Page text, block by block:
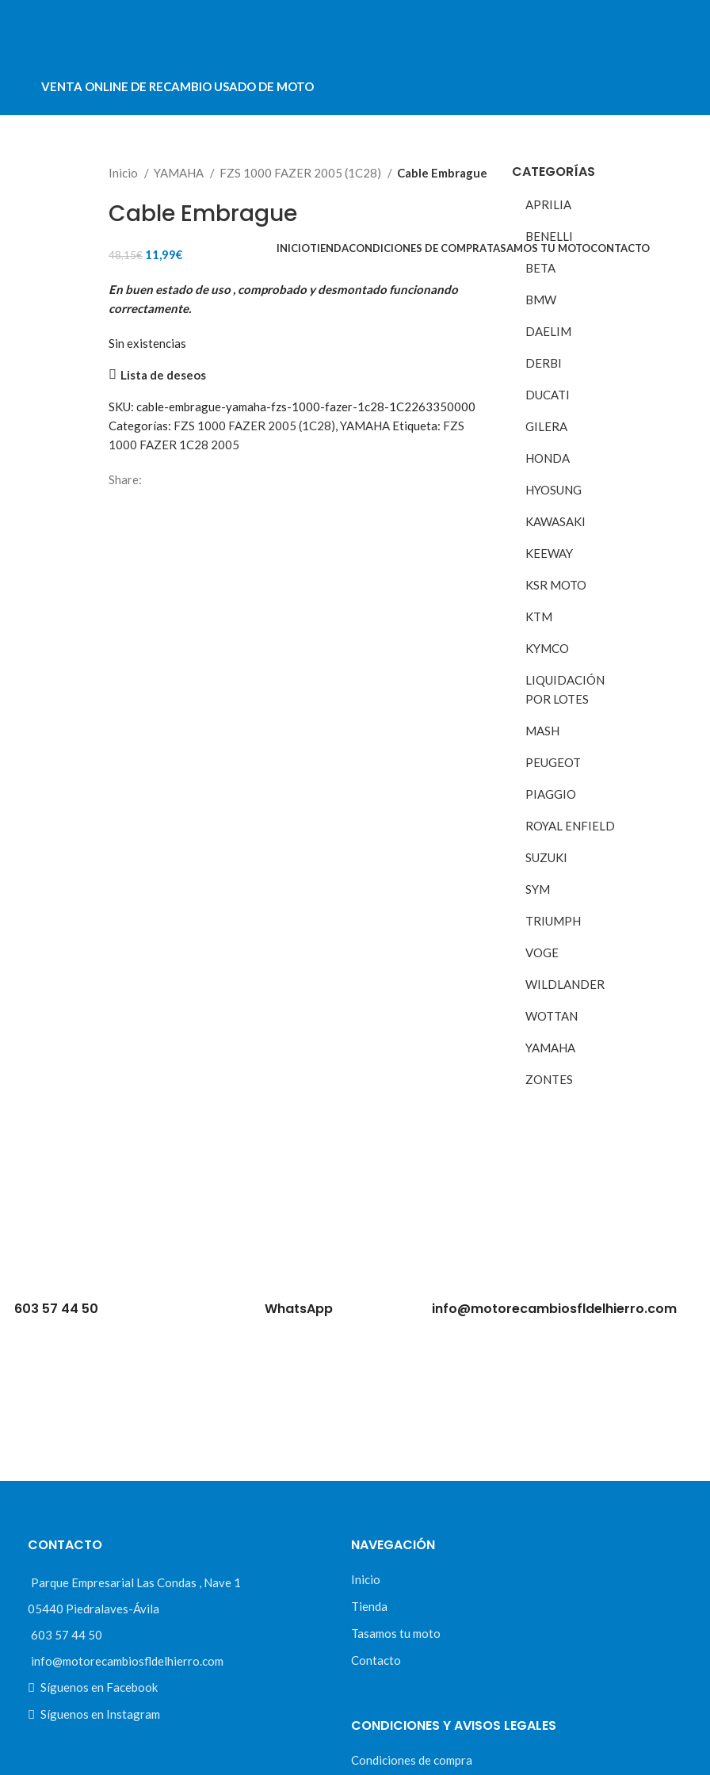
VENTA ONLINE DE RECAMBIO USADO DE MOTO
INICIOTIENDACONDICIONES DE COMPRATASAMOS TU MOTOCONTACTO
Inicio YAMAHA FZS 1000 FAZER 2005 (1C28) Cable Embrague
Cable Embrague
48,15€ El
original
era:
11,99€
actual
es:
En buen estado de uso , comprobado y desmontado funcionando
correctamente.
Sin existencias
Lista de deseos
SKU:cable-embrague-yamaha-fzs-1000-fazer-1c28-1C2263350000
Categorías: FZS 1000 FAZER 2005 (1C28),YAMAHA Etiqueta: FZS
1000 FAZER 1C28 2005
Share:
CATEGORÍAS
APRILIA
BENELLI
BETA
BMW
DAELIM
DERBI
DUCATI
GILERA
HONDA
HYOSUNG
KAWASAKI
KEEWAY
KSR MOTO
KTM
KYMCO
LIQUIDACIÓN
POR LOTES
MASH
PEUGEOT
PIAGGIO
ROYAL ENFIELD
SUZUKI
SYM
TRIUMPH
VOGE
WILDLANDER
WOTTAN
YAMAHA
ZONTES
603 57 44 50 WhatsApp info@motorecambiosfldelhierro.com
CONTACTO
Parque Empresarial Las Condas , Nave 1
05440 Piedralaves-Ávila
603 57 44 50
info@motorecambiosfldelhierro.com
Síguenos en Facebook
Síguenos en Instagram
NAVEGACIÓN
Inicio
Tienda
Tasamos tu moto
Contacto
CONDICIONES Y AVISOS LEGALES
Condiciones de compra